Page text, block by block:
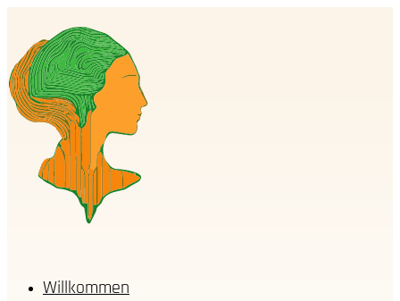
Willkommen